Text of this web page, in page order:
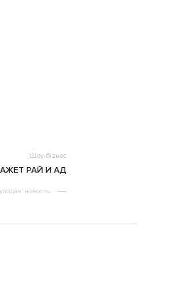
Шоу-бізнес
РАЙ И АД
новость